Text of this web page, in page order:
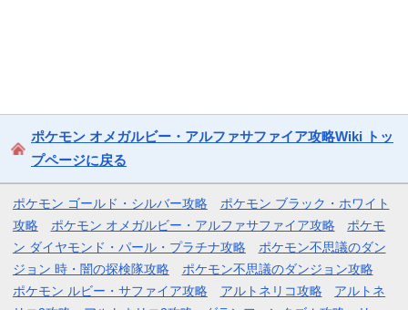
ポケモン オメガルビー・アルファサファイア攻略Wiki トッ
プページに戻る
ポケモン ゴールド・シルバー攻略
ポケモン ブラック・ホワイト
攻略
ポケモン オメガルビー・アルファサファイア攻略
ポケモ
ン ダイヤモンド・パール・プラチナ攻略
ポケモン不思議のダン
ジョン 時・闇の探検隊攻略
ポケモン不思議のダンジョン攻略
ポケモン ルビー・サファイア攻略
アルトネリコ攻略
アルトネ